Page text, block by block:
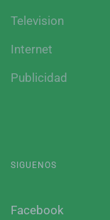
Television
Internet
Publicidad
SIGUENOS
Facebook